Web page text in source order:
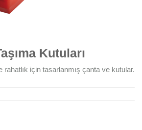
Kutuları
için tasarlanmış çanta ve kutular.